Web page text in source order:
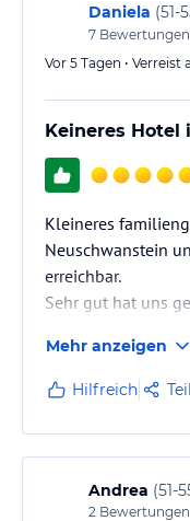
Daniela (51-
7 Bewertungen
Vor 5 Tagen • Verreist
Keineres Hotel
Kleineres
Neuschwanstein
erreichbar.
Sehr gut hat uns
regionalen
Frühstück sehr
Die Zimmer
Fliegengitter
Sehr freundliches
Mehr anzeigen
Hilfreich
Andrea (51-
2 Bewertungen